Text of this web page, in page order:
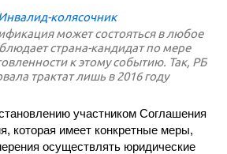
может состояться в любое
страна-кандидат по мере
к этому событию. Так, РБ
трактат лишь в 2016 году
участником Соглашения
которая имеет конкретные меры,
осуществлять юридические